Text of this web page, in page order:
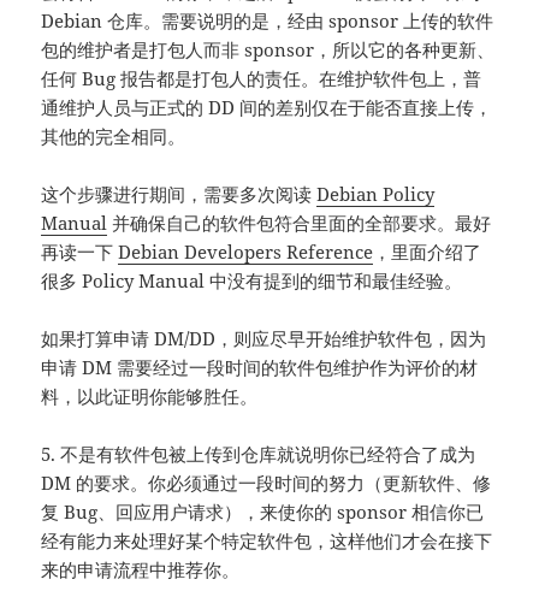
Debian 仓库。需要说明的是，经由 sponsor 上传的软件
包的维护者是打包人而非 sponsor，所以它的各种更新、
任何 Bug 报告都是打包人的责任。在维护软件包上，普
通维护人员与正式的 DD 间的差别仅在于能否直接上传，
其他的完全相同。
这个步骤进行期间，需要多次阅读Debian Policy
Manual 并确保自己的软件包符合里面的全部要求。最好
再读一下Debian Developers Reference ，里面介绍了
很多 Policy Manual 中没有提到的细节和最佳经验。
如果打算申请 DM/DD，则应尽早开始维护软件包，因为
申请 DM 需要经过一段时间的软件包维护作为评价的材
料，以此证明你能够胜任。
5. 不是有软件包被上传到仓库就说明你已经符合了成为
DM 的要求。你必须通过一段时间的努力（更新软件、修
复 Bug、回应用户请求），来使你的 sponsor 相信你已
经有能力来处理好某个特定软件包，这样他们才会在接下
来的申请流程中推荐你。